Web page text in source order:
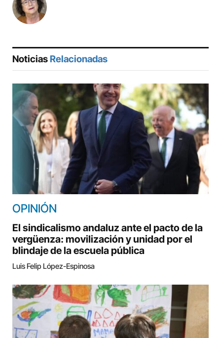
Noticias Relacionadas
OPINIÓN
El sindicalismo andaluz ante el pacto de la
vergüenza: movilización y unidad por el
blindaje de la escuela pública
Luis Felip López-Espinosa